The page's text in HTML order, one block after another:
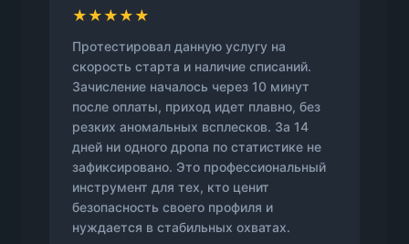
★★★★★
Протестировал данную услугу на
скорость старта и наличие списаний.
Зачисление началось через 10 минут
после оплаты, приход идет плавно, без
резких аномальных всплесков. За 14
дней ни одного дропа по статистике не
зафиксировано. Это профессиональный
инструмент для тех, кто ценит
безопасность своего профиля и
нуждается в стабильных охватах.